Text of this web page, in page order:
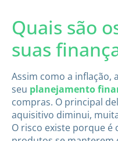
Quais são
suas
Assim como a inflação,
seu planejamento
compras. O principal
aquisitivo diminui,
O risco existe porque é